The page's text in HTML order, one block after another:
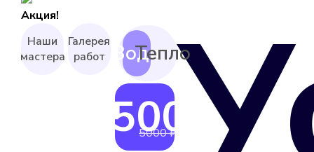
Акция!
4500 ₽
5000 ₽
Наши
мастера
Галерея
работ